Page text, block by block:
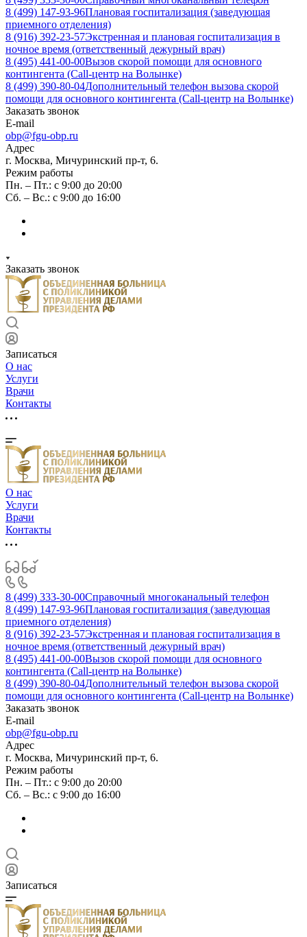
8 (499) 147-93-96Плановая госпитализация (заведующая
приемного отделения)
8 (916) 392-23-57Экстренная и плановая госпитализация в
ночное время (ответственный дежурный врач)
8 (495) 441-00-00Вызов скорой помощи для основного
контингента (Call-центр на Волынке)
8 (499) 390-80-04Дополнительный телефон вызова скорой
помощи для основного контингента (Call-центр на Волынке)
Заказать звонок
E-mail
obp@fgu-obp.ru
Адрес
г. Москва, Мичуринский пр-т, 6.
Режим работы
Пн. – Пт.: с 9:00 до 20:00
Сб. – Вс.: с 9:00 до 16:00
Заказать звонок
Записаться
О нас
Услуги
Врачи
Контакты
О нас
Услуги
Врачи
Контакты
8 (499) 333-30-00Справочный многоканальный телефон
8 (499) 147-93-96Плановая госпитализация (заведующая
приемного отделения)
8 (916) 392-23-57Экстренная и плановая госпитализация в
ночное время (ответственный дежурный врач)
8 (495) 441-00-00Вызов скорой помощи для основного
контингента (Call-центр на Волынке)
8 (499) 390-80-04Дополнительный телефон вызова скорой
помощи для основного контингента (Call-центр на Волынке)
Заказать звонок
E-mail
obp@fgu-obp.ru
Адрес
г. Москва, Мичуринский пр-т, 6.
Режим работы
Пн. – Пт.: с 9:00 до 20:00
Сб. – Вс.: с 9:00 до 16:00
Записаться